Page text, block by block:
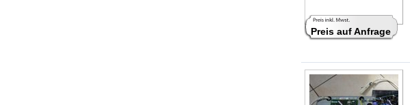
Preis auf Anfrage